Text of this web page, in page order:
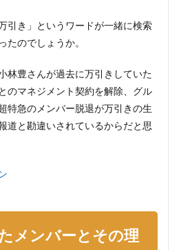
引き」というワードが一緒に検索
たのでしょうか。
林豊さんが過去に万引きしていた
のマネジメント契約を解除、グル
特急のメンバー脱退が万引きの生
道と勘違いされているからだと思
メンバーとその理